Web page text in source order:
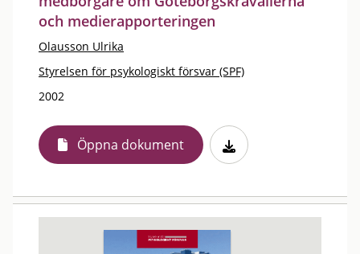
och medierapporteringen
Olausson Ulrika
Styrelsen för psykologiskt försvar (SPF)
2002
Öppna dokument